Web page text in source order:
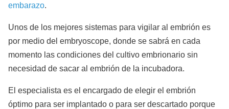
embarazo.
Unos de los mejores sistemas para vigilar al embrión es
por medio del embryoscope, donde se sabrá en cada
momento las condiciones del cultivo embrionario sin
necesidad de sacar al embrión de la incubadora.
El especialista es el encargado de elegir el embrión
óptimo para ser implantado o para ser descartado porque